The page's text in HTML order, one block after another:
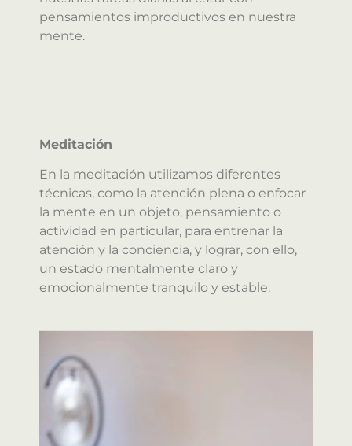
pensamientos improductivos en nuestra
mente.
Meditación
En la meditación utilizamos diferentes
técnicas, como la atención plena o enfocar
la mente en un objeto, pensamiento o
actividad en particular, para entrenar la
atención y la conciencia, y lograr, con ello,
un estado mentalmente claro y
emocionalmente tranquilo y estable.